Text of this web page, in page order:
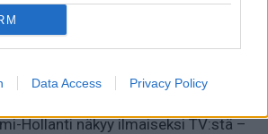
Data Access Privacy Policy
MM-karsintojen näkymät –
Hollanti näkyy ilmaiseksi TV:stä –